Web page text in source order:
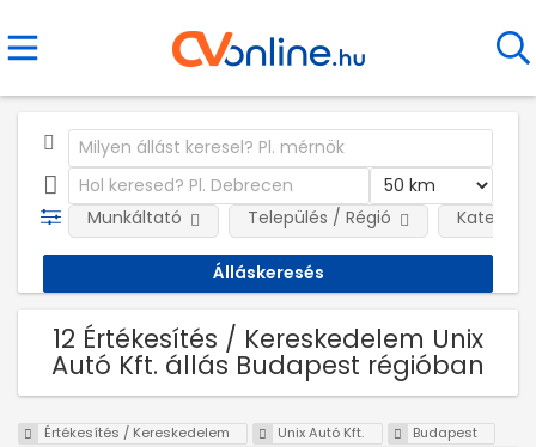
Munkáltató Település / Régió
12 Értékesítés / Kereskedelem Unix
Autó Kft. állás Budapest régióban
Értékesítés / Kereskedelem Unix Autó Kft. Budapest